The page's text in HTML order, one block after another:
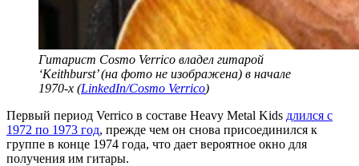
Гитарист Cosmo Verrico владел гитарой
‘Keithburst’ (на фото не изображена) в начале
1970-х (LinkedIn/Cosmo Verrico)
Первый период Verrico в составе Heavy Metal Kids длился с
1972 по 1973 год, прежде чем он снова присоединился к
группе в конце 1974 года, что дает вероятное окно для
получения им гитары.